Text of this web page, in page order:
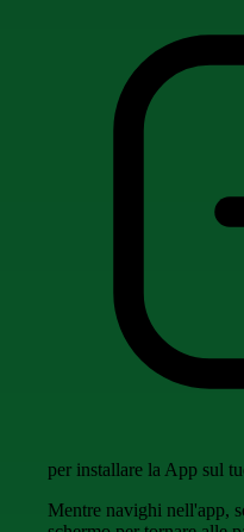
per installare la App sul
Mentre navighi nell'app,